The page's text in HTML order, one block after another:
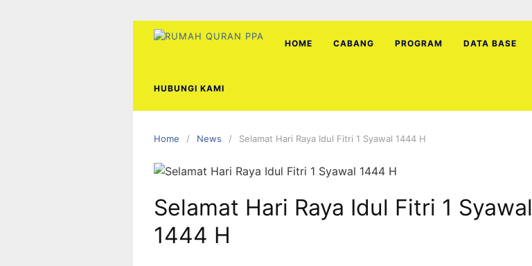
HOME CABANG PROGRAM DATA BASE
HUBUNGI KAMI
Home News Selamat Hari Raya Idul Fitri 1 Syawal 1444 H
Selamat Hari Raya Idul Fitri 1 Syawal
1444 H